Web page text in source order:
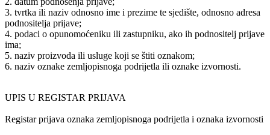
3. tvrtka ili naziv odnosno ime i prezime te sjedište, odnosno adresa
podnositelja prijave;
4. podaci o opunomoćeniku ili zastupniku, ako ih podnositelj prijave
ima;
5. naziv proizvoda ili usluge koji se štiti oznakom;
6. naziv oznake zemljopisnoga podrijetla ili oznake izvornosti.
UPIS U REGISTAR PRIJAVA
Registar prijava oznaka zemljopisnoga podrijetla i oznaka izvornosti